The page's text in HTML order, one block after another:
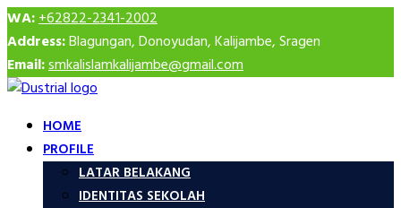
WA:+62822-2341-2002
Address:Blagungan, Donoyudan, Kalijambe, Sragen
Email:smkalislamkalijambe@gmail.com
HOME
PROFILE
LATAR BELAKANG
IDENTITAS SEKOLAH